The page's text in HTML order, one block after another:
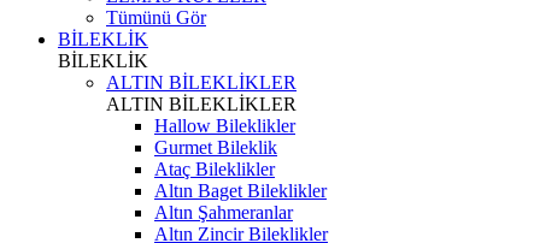
Tümünü Gör
BİLEKLİK
BİLEKLİK
ALTIN BİLEKLİKLER
ALTIN BİLEKLİKLER
Hallow Bileklikler
Gurmet Bileklik
Ataç Bileklikler
Altın Baget Bileklikler
Altın Şahmeranlar
Altın Zincir Bileklikler